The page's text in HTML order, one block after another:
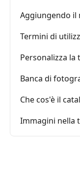
Aggiungendo il
Termini di
Personalizza la
Banca di
Che cos'è il
Immagini nella